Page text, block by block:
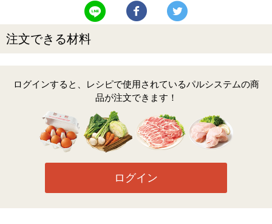
LINEで送る Facebookでシェアする
注文できる材料
ログインすると、レシピで使用されているパルシステムの商
品が注文できます！
ログイン